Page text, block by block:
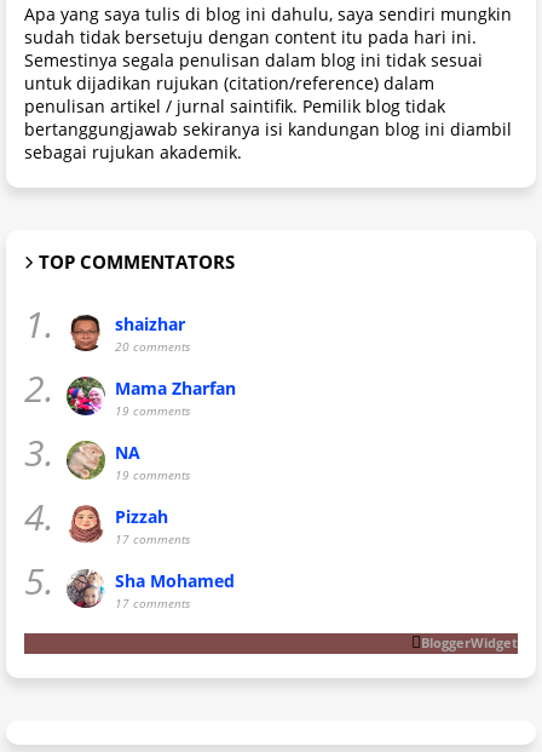
Apa yang saya tulis di blog ini dahulu, saya sendiri mungkin
sudah tidak bersetuju dengan content itu pada hari ini.
Semestinya segala penulisan dalam blog ini tidak sesuai
untuk dijadikan rujukan (citation/reference) dalam
penulisan artikel / jurnal saintifik. Pemilik blog tidak
bertanggungjawab sekiranya isi kandungan blog ini diambil
sebagai rujukan akademik.
TOP COMMENTATORS
1. shaizhar
20 comments
2. Mama Zharfan
19 comments
3. NA
19 comments
4. Pizzah
17 comments
5. Sha Mohamed
17 comments
BloggerWidget